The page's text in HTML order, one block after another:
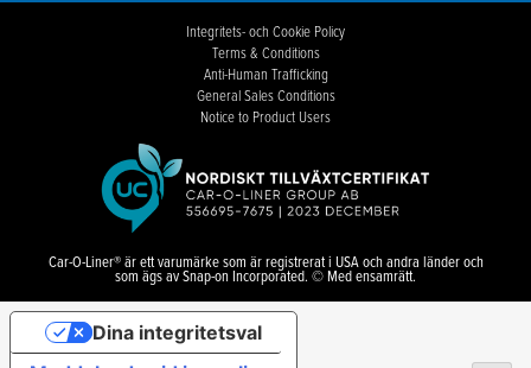
Integritets- och Cookie Policy
Terms & Conditions
Anti-Human Trafficking
General Sales Conditions
Notice to Product Users
Car-O-Liner® är ett varumärke som är registrerat i USA och andra länder och
som ägs av Snap-on Incorporated. © Med ensamrätt.
Dina integritetsval